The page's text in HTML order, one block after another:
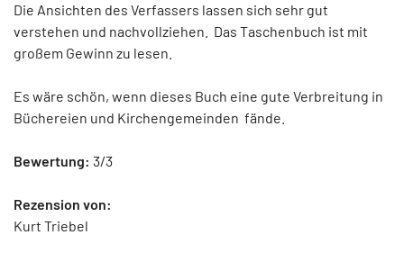
Die Ansichten des Verfassers lassen sich sehr gut
verstehen und nachvollziehen. Das Taschenbuch ist mit
großem Gewinn zu lesen.
Es wäre schön, wenn dieses Buch eine gute Verbreitung in
Büchereien und Kirchengemeinden fände.
Bewertung: 3/3
Rezension von:
Kurt Triebel